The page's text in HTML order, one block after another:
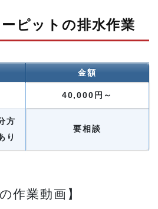
ピットの排水作業
金額
40,000円～
方
り
要相談
作業動画】